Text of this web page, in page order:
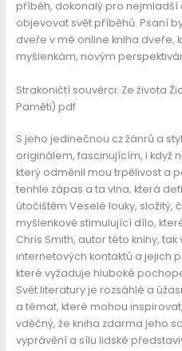
příběh, dokonalý pro nejmladší
objevovat svět příběhů. Psaní
dveře v mé online kniha dveře,
myšlenkám, novým
Strakoničtí souvěrci: Ze života
Paměti) pdf
S jeho jedinečnou cz žánrů a
originálem, fascinujícím, i když
který odměnil mou trpělivost a
tenhle zápas a ta vlna, která
útočištěm Veselé louky, složitý,
myšlenkově stimulující dílo,
Chris Smith, autor této knihy,
internetových kontaktů a jejich
které vyžaduje hluboké
Svět literatury je rozsáhlé a
a témat, které mohou
vděčný, že kniha zdarma jeho
vyprávění a sílu lidské